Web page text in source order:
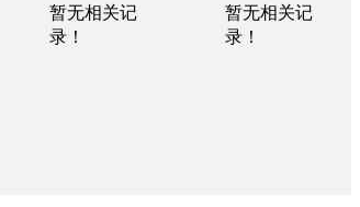
暂无相关记
录！
暂无相关记
录！